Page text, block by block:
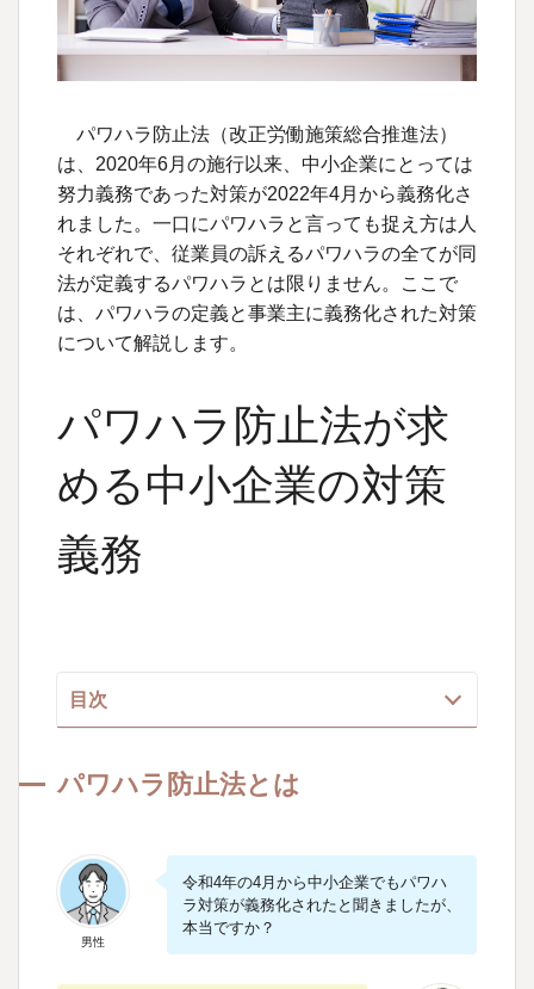
パワハラ防止法（改正労働施策総合推進法）
は、2020年6月の施行以来、中小企業にとっては
努力義務であった対策が2022年4月から義務化さ
れました。一口にパワハラと言っても捉え方は人
それぞれで、従業員の訴えるパワハラの全てが同
法が定義するパワハラとは限りません。ここで
は、パワハラの定義と事業主に義務化された対策
について解説します。
パワハラ防止法が求
める中小企業の対策
義務
目次
パワハラ防止法の目的
そもそもパワハラとは？
何がパワハラとされるのか
パワハラ防止法とは
男性
令和4年の4月から中小企業でもパワハ
ラ対策が義務化されたと聞きましたが、
本当ですか？